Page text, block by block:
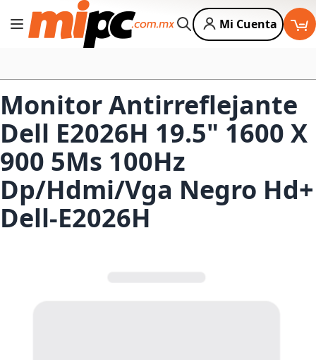
Cambiar Nav
Buscar
Mi Cuenta
Monitor Antirreflejante
Dell E2026H 19.5" 1600 X
900 5Ms 100Hz
Dp/Hdmi/Vga Negro Hd+
Dell-E2026H